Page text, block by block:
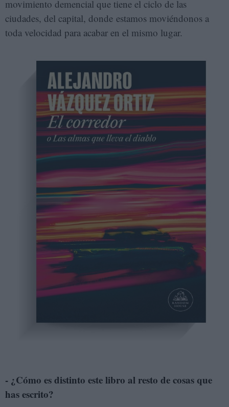
movimiento demencial que tiene el ciclo de las
ciudades, del capital, donde estamos moviéndonos a
toda velocidad para acabar en el mismo lugar.
- ¿Cómo es distinto este libro al resto de cosas que
has escrito?